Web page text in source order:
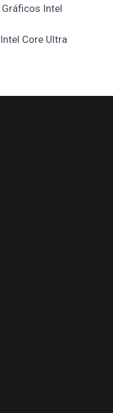
Gráficos Intel
Intel Core Ultra